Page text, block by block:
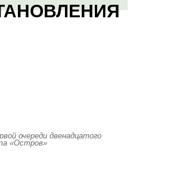
очереди двенадцатого
«Остров»